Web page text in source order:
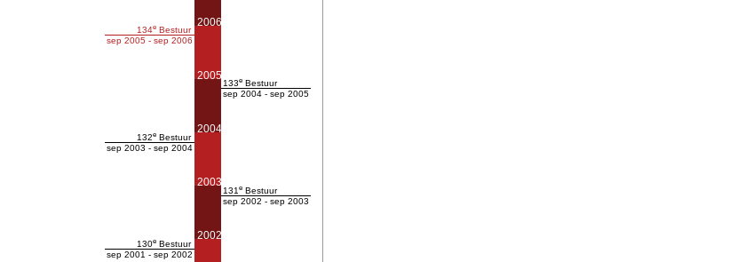
134e Bestuur
sep 2005 - sep 2006
132e Bestuur
sep 2003 - sep 2004
130e Bestuur
sep 2001 - sep 2002
2006
2005
2004
2003
2002
133e Bestuur
sep 2004 - sep 2005
131 e Bestuur
sep 2002 - sep 2003